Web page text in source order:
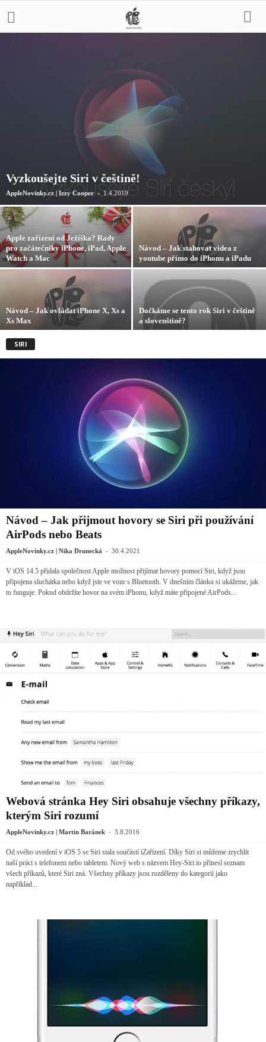
Vyzkoušejte Siri v češtině!
AppleNovinky.cz | Izzy Cooper - 1.4.2019
Apple zařízení od Ježíška? Rady
pro začátečníky iPhone, iPad, Apple
Watch a Mac
Návod – Jak stahovat videa z
youtube přímo do iPhonu a iPadu
Návod – Jak ovládat iPhone X, Xs a
Xs Max
Dočkáme se tento rok Siri v češtině
a slovenštině?
SIRI
Návod – Jak přijmout hovory se Siri při používání
AirPods nebo Beats
AppleNovinky.cz | Nika Drunecká - 30.4.2021
V iOS 14.5 přidala společnost Apple možnost přijímat hovory pomocí Siri, když jsou
připojena sluchátka nebo když jste ve voze s Bluetooth. V dnešním článku si ukážeme, jak
to funguje. Pokud obdržíte hovor na svém iPhonu, když máte připojené AirPods...
Webová stránka Hey Siri obsahuje všechny příkazy,
kterým Siri rozumí
AppleNovinky.cz | Martin Baránek - 3.8.2016
Od svého uvedení v iOS 5 se Siri stala součástí iZařízení. Díky Siri si můžeme zrychlit
naší práci s telefonem nebo tabletem. Nový web s názvem Hey-Siri.io přinesl seznam
všech příkazů, které Siri zná. Všechny příkazy jsou rozděleny do kategorií jako
například...